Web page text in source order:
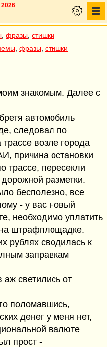
2026
фразы стишки
фразы стишки
знакомым. Далее с
автомобиль
следовал по
возле города
причина остановки
трассе, пересекли
разметки.
бесполезно, все
- у вас новый
необходимо уплатить
штрафплощадке.
рублях сводилась к
заправкам
светились от
поломавшись,
денег у меня нет,
валюте
прост -